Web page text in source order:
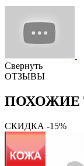
Свернуть
ОТЗЫВЫ
ПОХОЖИЕ
СКИДКА -15%